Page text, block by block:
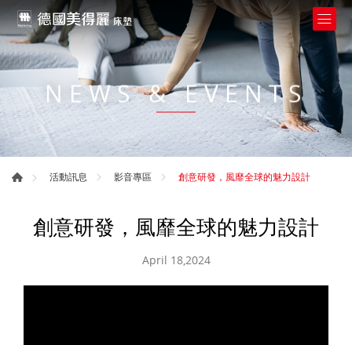
NEWS & EVENTS
活動訊息 影音專區 創意研發，風靡全球的魅力設計
創意研發，風靡全球的魅力設計
April 18,2024